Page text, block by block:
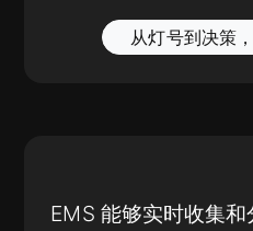
从灯号到决策
EMS 能够实时收集和